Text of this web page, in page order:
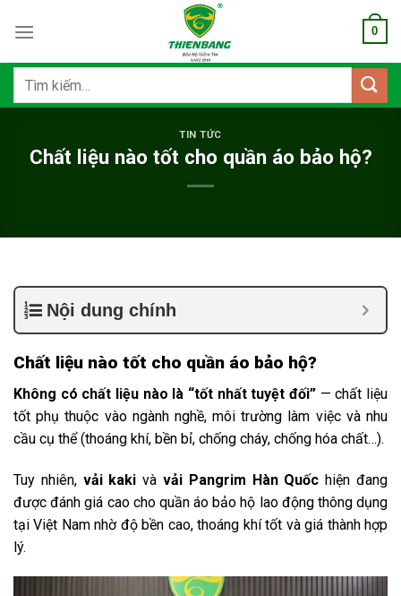
qua
dung
0
Tìm
TIN TỨC
Chất liệu nào tốt cho quần áo bảo hộ?
Nội dung chính
Chất liệu nào tốt cho quần áo bảo hộ?
Không có chất liệu nào là “tốt nhất tuyệt đối” — chất liệu
tốt phụ thuộc vào ngành nghề, môi trường làm việc và nhu
cầu cụ thể (thoáng khí, bền bỉ, chống cháy, chống hóa chất…).
Tuy nhiên, vải kaki vàvải Pangrim Hàn Quốc hiện đang
được đánh giá cao cho quần áo bảo hộ lao động thông dụng
tại Việt Nam nhờ độ bền cao, thoáng khí tốt và giá thành hợp
lý.